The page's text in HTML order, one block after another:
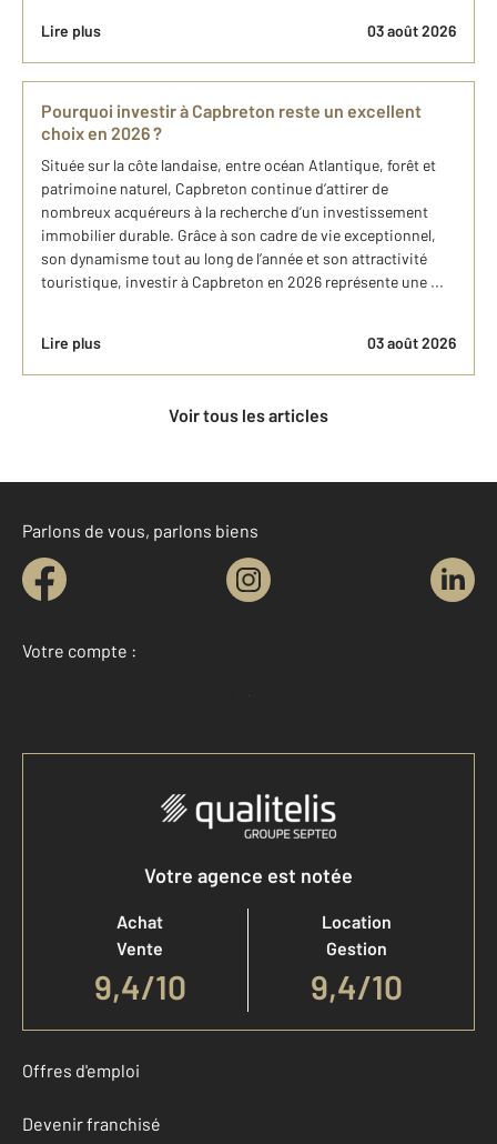
Lire plus 03 août 2026
Pourquoi investir à Capbreton reste un excellent
choix en 2026 ?
Située sur la côte landaise, entre océan Atlantique, forêt et
patrimoine naturel, Capbreton continue d’attirer de
nombreux acquéreurs à la recherche d’un investissement
immobilier durable. Grâce à son cadre de vie exceptionnel,
son dynamisme tout au long de l’année et son attractivité
touristique, investir à Capbreton en 2026 représente une ...
Lire plus 03 août 2026
Voir tous les articles
Parlons de vous, parlons biens
Votre compte :
Accéder à mon compte
Votre agence est notée
Achat
Vente
9,4/10
Location
Gestion
9,4/10
Offres d'emploi
Devenir franchisé